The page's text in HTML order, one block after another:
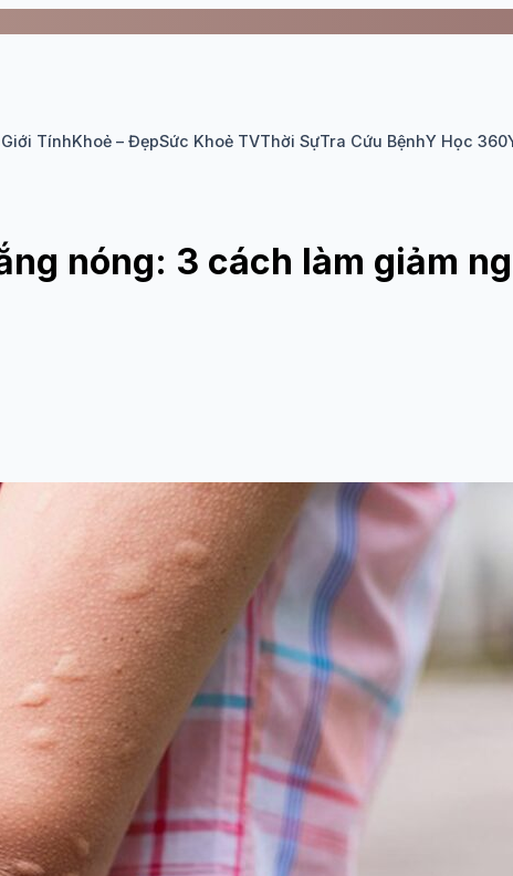
Giới TínhKhoẻ – ĐẹpSức Khoẻ TVThời SựTra Cứu BệnhY Học 360
nóng: 3 cách làm giảm